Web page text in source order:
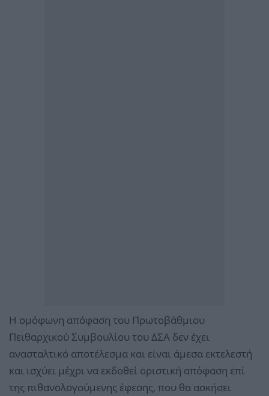
Η ομόφωνη απόφαση του Πρωτοβάθμιου
Πειθαρχικού Συμβουλίου του ΔΣΑ δεν έχει
ανασταλτικό αποτέλεσμα και είναι άμεσα εκτελεστή
και ισχύει μέχρι να εκδοθεί οριστική απόφαση επί
της πιθανολογούμενης έφεσης, που θα ασκήσει